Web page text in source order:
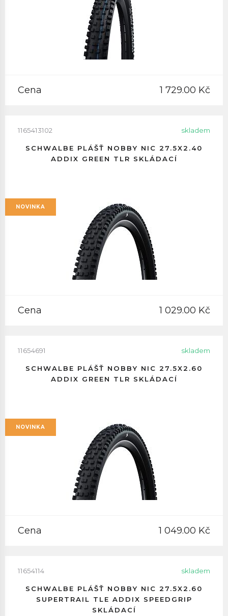
Cena 1 729.00 Kč
1165413102 skladem
SCHWALBE PLÁŠŤ NOBBY NIC 27.5X2.40
ADDIX GREEN TLR SKLÁDACÍ
NOVINKA
Cena 1 029.00 Kč
11654691 skladem
SCHWALBE PLÁŠŤ NOBBY NIC 27.5X2.60
ADDIX GREEN TLR SKLÁDACÍ
NOVINKA
Cena 1 049.00 Kč
11654114 skladem
SCHWALBE PLÁŠŤ NOBBY NIC 27.5X2.60
SUPERTRAIL TLE ADDIX SPEEDGRIP
SKLÁDACÍ